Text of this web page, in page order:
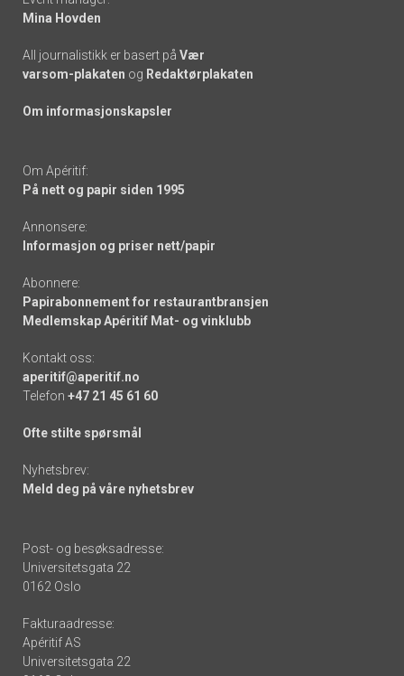
Mina Hovden
All journalistikk er basert på Vær
varsom-plakaten og Redaktørplakaten
Om informasjonskapsler
Om Apéritif:
På nett og papir siden 1995
Annonsere:
Informasjon og priser nett/papir
Abonnere:
Papirabonnement for restaurantbransjen
Medlemskap Apéritif Mat- og vinklubb
Kontakt oss:
aperitif@aperitif.no
Telefon +47 21 45 61 60
Ofte stilte spørsmål
Nyhetsbrev:
Meld deg på våre nyhetsbrev
Post- og besøksadresse:
Universitetsgata 22
0162 Oslo
Fakturaadresse:
Apéritif AS
Universitetsgata 22